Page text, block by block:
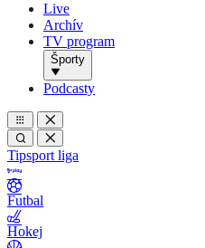
Live
Archív
TV program
Športy
Podcasty
Tipsport liga
Futbal
Hokej